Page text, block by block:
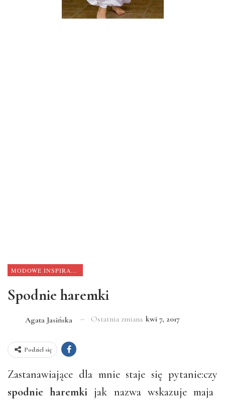
Spodnie haremki
Agata Jasińska Ostatnia zmiana kwi 7, 2017
Podziel się
Zastanawiające dla mnie staje się pytanie:czy
spodnie haremki jak nazwa wskazuje maja